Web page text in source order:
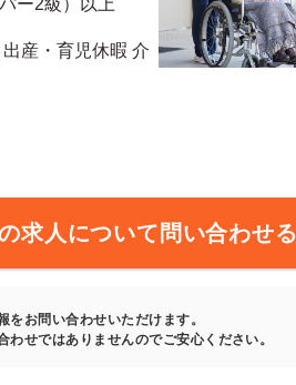
ー2級）以上
産・育児休暇 介
求人について問い合わせる
をお問い合わせいただけます。
わせではありませんのでご安心ください。